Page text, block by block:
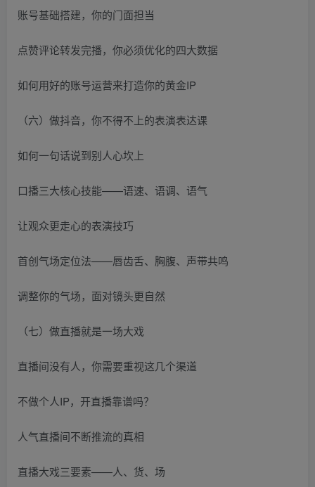
账号基础搭建，你的门面担当
点赞评论转发完播，你必须优化的四大数据
如何用好的账号运营来打造你的黄金IP
（六）做抖音，你不得不上的表演表达课
如何一句话说到别人心坎上
口播三大核心技能——语速、语调、语气
让观众更走心的表演技巧
首创气场定位法——唇齿舌、胸腹、声带共鸣
调整你的气场，面对镜头更自然
（七）做直播就是一场大戏
直播间没有人，你需要重视这几个渠道
不做个人IP，开直播靠谱吗？
人气直播间不断推流的真相
直播大戏三要素——人、货、场